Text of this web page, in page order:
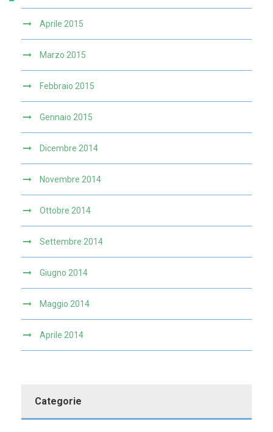
Aprile 2015
Marzo 2015
Febbraio 2015
Gennaio 2015
Dicembre 2014
Novembre 2014
Ottobre 2014
Settembre 2014
Giugno 2014
Maggio 2014
Aprile 2014
Categorie